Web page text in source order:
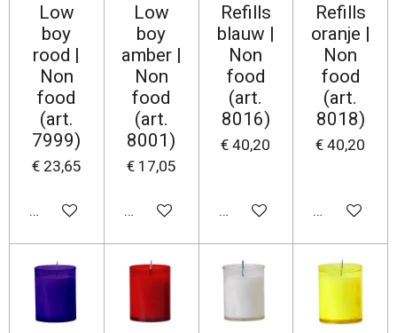
Low
boy
rood |
Non
food
(art.
7999)
€ 23,65
In winkelwagen
Low
boy
amber |
Non
food
(art.
8001)
€ 17,05
In winkelwagen
Refills
blauw |
Non
food
(art.
8016)
€ 40,20
In winkelwagen
Refills
oranje |
Non
food
(art.
8018)
€ 40,20
In